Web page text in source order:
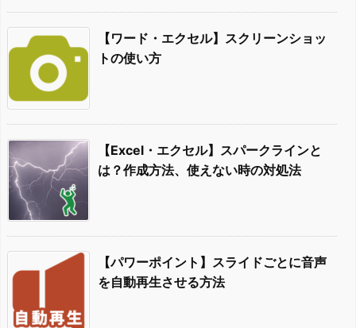
【ワード・エクセル】スクリーンショッ
トの使い方
【Excel・エクセル】スパークラインと
は？作成方法、使えない時の対処法
【パワーポイント】スライドごとに音声
を自動再生させる方法